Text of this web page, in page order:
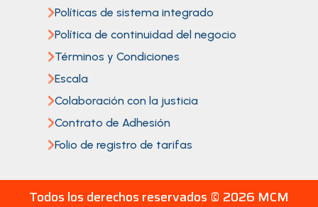
Políticas de sistema integrado
Política de continuidad del negocio
Términos y Condiciones
Escala
Colaboración con la justicia
Contrato de Adhesión
Folio de registro de tarifas
Todos los derechos reservados © 2026 MCM